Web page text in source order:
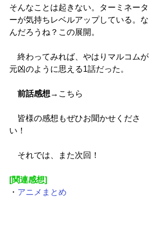
そんなことは起きない。ターミネータ
ーが気持ちレベルアップしている。な
んだろうね？この展開。
終わってみれば、やはりマルコムが
元凶のように思える1話だった。
前話感想 → こちら
皆様の感想もぜひお聞かせくださ
い！
それでは、また次回！
[関連感想]
・ アニメまとめ